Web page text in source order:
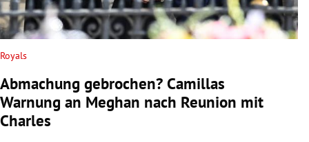
Untermenü
Untermenü
Untermenü
Untermenü
Royals
Abmachung gebrochen? Camillas
Warnung an Meghan nach Reunion mit
Charles